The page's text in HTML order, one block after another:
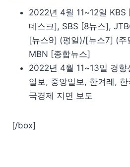
2022년 4월 11~12일
데스크], SBS [8뉴스],
[뉴스9] (평일)/[뉴스7] (
MBN [종합뉴스]
2022년 4월 11~13일 경향
일보, 중앙일보, 한겨레,
국경제 지면 보도
[/box]